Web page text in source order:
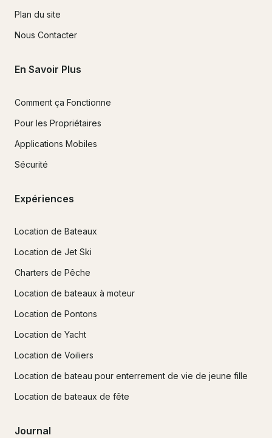
Plan du site
Nous Contacter
En Savoir Plus
Comment ça Fonctionne
Pour les Propriétaires
Applications Mobiles
Sécurité
Expériences
Location de Bateaux
Location de Jet Ski
Charters de Pêche
Location de bateaux à moteur
Location de Pontons
Location de Yacht
Location de Voiliers
Location de bateau pour enterrement de vie de jeune fille
Location de bateaux de fête
Journal